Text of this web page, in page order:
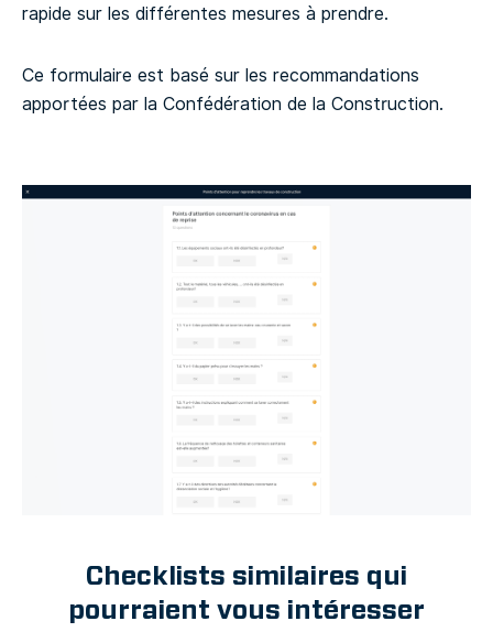
rapide sur les différentes mesures à prendre.
Ce formulaire est basé sur les recommandations
apportées par la Confédération de la Construction.
Checklists similaires qui
pourraient vous intéresser